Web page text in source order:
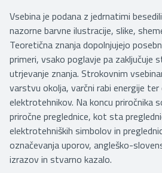
Vsebina je podana z jedrnatimi
nazorne barvne ilustracije, slike,
Teoretična znanja dopolnjujejo
primeri, vsako poglavje pa zaključuje
utrjevanje znanja. Strokovnim
varstvu okolja, varčni rabi energije ter
elektrotehnikov. Na koncu priročnika
priročne preglednice, kot sta
elektrotehniških simbolov in
označevanja uporov, angleško-
izrazov in stvarno kazalo.